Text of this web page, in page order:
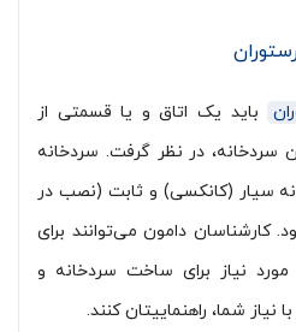
باید یک اتاق و یا قسمتی از
سردخانه، در نظر گرفت. سردخانه
سیار (کانکسی) و ثابت (نصب در
دامون می‌توانند برای
نیاز برای ساخت سردخانه و
شما، راهنماییتان کنند.